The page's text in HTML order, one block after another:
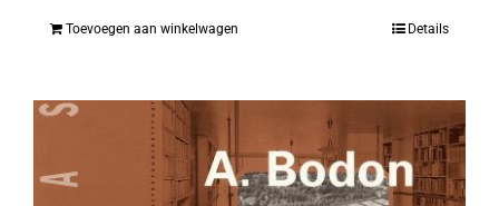
Toevoegen aan winkelwagen Details